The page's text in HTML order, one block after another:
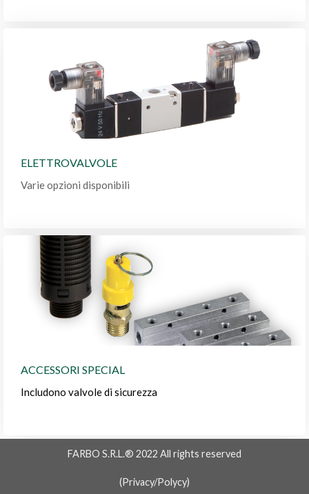
ELETTROVALVOLE
Varie opzioni disponibili
ACCESSORI SPECIAL
Includono valvole di sicurezza
FARBO S.R.L.® 2022 All rights reserved
(Privacy/Polycy)